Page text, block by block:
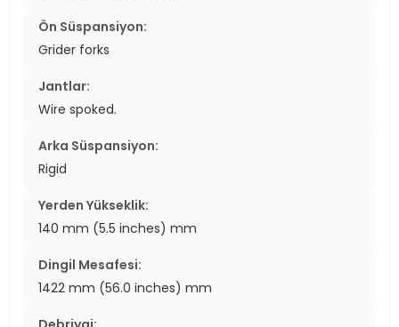
Ön Süspansiyon:
Grider forks
Jantlar:
Wire spoked.
Arka Süspansiyon:
Rigid
Yerden Yükseklik:
140 mm (5.5 inches) mm
Dingil Mesafesi:
1422 mm (56.0 inches) mm